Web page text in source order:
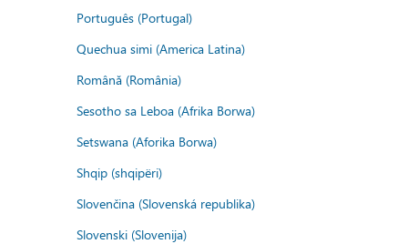
Português (Portugal)
Quechua simi (America Latina)
Română (România)
Sesotho sa Leboa (Afrika Borwa)
Setswana (Aforika Borwa)
Shqip (shqipëri)
Slovenčina (Slovenská republika)
Slovenski (Slovenija)